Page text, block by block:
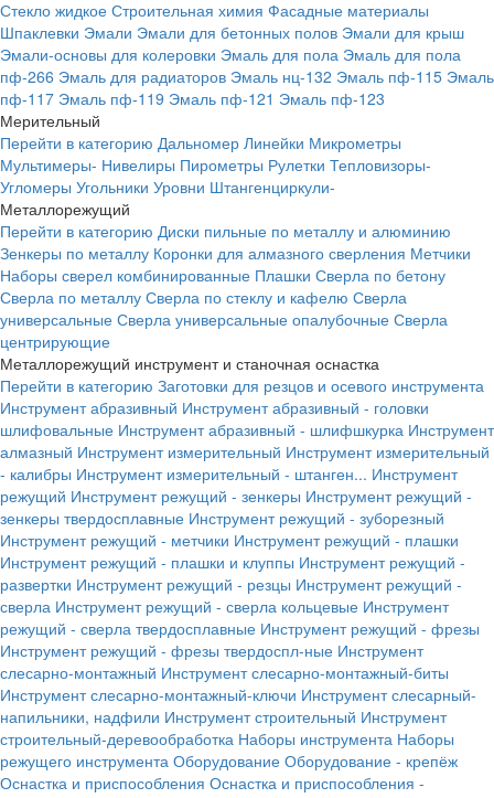
Стекло жидкое Строительная химия Фасадные материалы
Шпаклевки Эмали Эмали для бетонных полов Эмали для крыш
Эмали-основы для колеровки Эмаль для пола Эмаль для пола
пф-266 Эмаль для радиаторов Эмаль нц-132 Эмаль пф-115 Эмаль
пф-117 Эмаль пф-119 Эмаль пф-121 Эмаль пф-123
Мерительный
Перейти в категорию Дальномер Линейки Микрометры
Мультимеры- Нивелиры Пирометры Рулетки Тепловизоры-
Угломеры Угольники Уровни Штангенциркули-
Металлорежущий
Перейти в категорию Диски пильные по металлу и алюминию
Зенкеры по металлу Коронки для алмазного сверления Метчики
Наборы сверел комбинированные Плашки Сверла по бетону
Сверла по металлу Сверла по стеклу и кафелю Сверла
универсальные Сверла универсальные опалубочные Сверла
центрирующие
Металлорежущий инструмент и станочная оснастка
Перейти в категорию Заготовки для резцов и осевого инструмента
Инструмент абразивный Инструмент абразивный - головки
шлифовальные Инструмент абразивный - шлифшкурка Инструмент
алмазный Инструмент измерительный Инструмент измерительный
- калибры Инструмент измерительный - штанген... Инструмент
режущий Инструмент режущий - зенкеры Инструмент режущий -
зенкеры твердосплавные Инструмент режущий - зуборезный
Инструмент режущий - метчики Инструмент режущий - плашки
Инструмент режущий - плашки и клуппы Инструмент режущий -
развертки Инструмент режущий - резцы Инструмент режущий -
сверла Инструмент режущий - сверла кольцевые Инструмент
режущий - сверла твердосплавные Инструмент режущий - фрезы
Инструмент режущий - фрезы твердоспл-ные Инструмент
слесарно-монтажный Инструмент слесарно-монтажный-биты
Инструмент слесарно-монтажный-ключи Инструмент слесарный-
напильники, надфили Инструмент строительный Инструмент
строительный-деревообработка Наборы инструмента Наборы
режущего инструмента Оборудование Оборудование - крепёж
Оснастка и приспособления Оснастка и приспособления -